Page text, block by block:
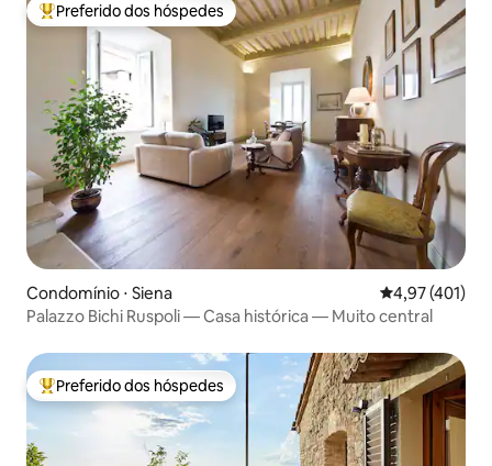
Entre os melhores preferidos dos hóspedes
Preferido dos hóspedes
Condomínio ⋅ Siena 4,97 de uma
4,97 (401)
Palazzo Bichi Ruspoli — Casa histórica — Muito central
Entre os melhores preferidos dos hóspedes
Preferido dos hóspedes